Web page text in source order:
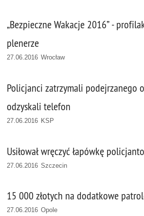
„Bezpieczne Wakacje 2016” -
plenerze
27.06.2016 Wrocław
Policjanci zatrzymali podejrzanego
odzyskali telefon
27.06.2016 KSP
Usiłował wręczyć łapówkę
27.06.2016 Szczecin
15 000 złotych na dodatkowe
27.06.2016 Opole